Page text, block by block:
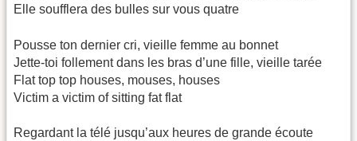
Elle soufflera des bulles sur vous quatre
Pousse ton dernier cri, vieille femme au bonnet
Jette-toi follement dans les bras d’une fille, vieille tarée
Flat top top houses, mouses, houses
Victim a victim of sitting fat flat
Regardant la télé jusqu’aux heures de grande écoute